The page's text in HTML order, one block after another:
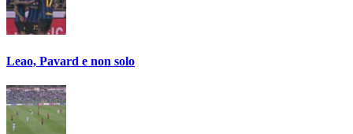
Leao, Pavard e non solo